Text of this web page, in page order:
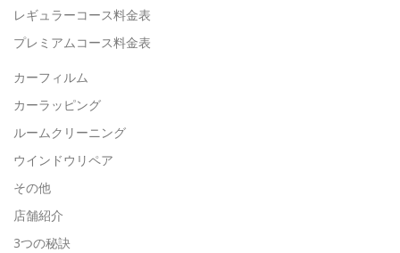
レギュラーコース料金表
プレミアムコース料金表
カーフィルム
カーラッピング
ルームクリーニング
ウインドウリペア
その他
店舗紹介
3つの秘訣